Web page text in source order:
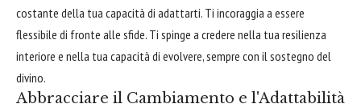
costante della tua capacità di adattarti. Ti incoraggia a essere
flessibile di fronte alle sfide. Ti spinge a credere nella tua resilienza
interiore e nella tua capacità di evolvere, sempre con il sostegno del
divino.
Abbracciare il Cambiamento e l'Adattabilità